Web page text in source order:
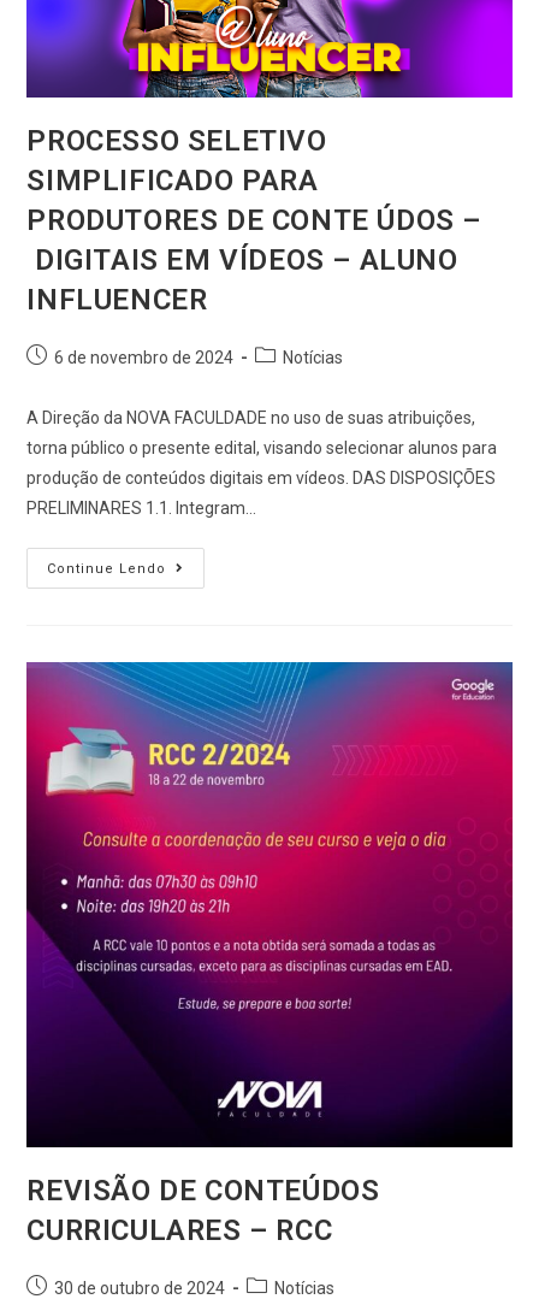
PROCESSO SELETIVO
SIMPLIFICADO PARA
PRODUTORES DE CONTE ÚDOS –
DIGITAIS EM VÍDEOS – ALUNO
INFLUENCER
6 de novembro de 2024 Notícias
A Direção da NOVA FACULDADE no uso de suas atribuições,
torna público o presente edital, visando selecionar alunos para
produção de conteúdos digitais em vídeos. DAS DISPOSIÇÕES
PRELIMINARES 1.1. Integram…
Continue Lendo
REVISÃO DE CONTEÚDOS
CURRICULARES – RCC
30 de outubro de 2024 Notícias